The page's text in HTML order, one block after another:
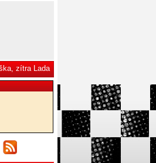
zítra Lada